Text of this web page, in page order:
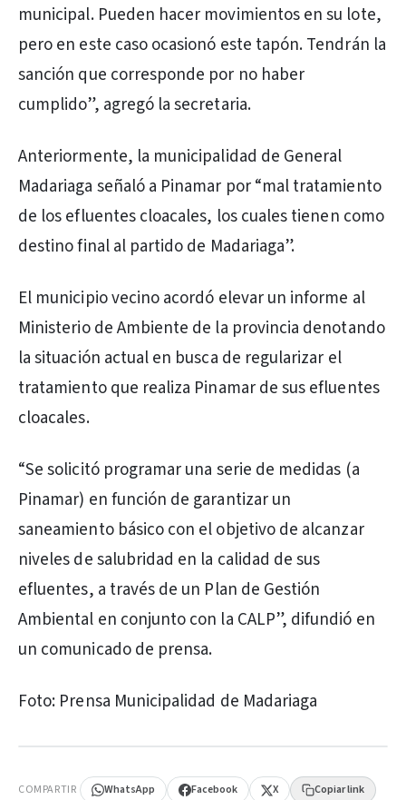
municipal. Pueden hacer movimientos en su lote,
pero en este caso ocasionó este tapón. Tendrán la
sanción que corresponde por no haber
cumplido”, agregó la secretaria.
Anteriormente, la municipalidad de General
Madariaga señaló a Pinamar por “mal tratamiento
de los efluentes cloacales, los cuales tienen como
destino final al partido de Madariaga”.
El municipio vecino acordó elevar un informe al
Ministerio de Ambiente de la provincia denotando
la situación actual en busca de regularizar el
tratamiento que realiza Pinamar de sus efluentes
cloacales.
“Se solicitó programar una serie de medidas (a
Pinamar) en función de garantizar un
saneamiento básico con el objetivo de alcanzar
niveles de salubridad en la calidad de sus
efluentes, a través de un Plan de Gestión
Ambiental en conjunto con la CALP”, difundió en
un comunicado de prensa.
Foto: Prensa Municipalidad de Madariaga
COMPARTIR WhatsApp Facebook X Copiar link